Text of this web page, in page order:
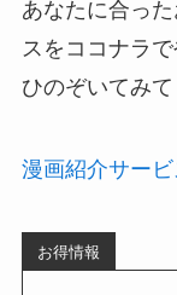
あなたに合っ
スをココナラ
ひのぞいてみて
漫画紹介サー
お得情報